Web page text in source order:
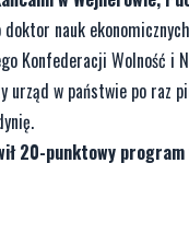
doktor nauk
Konfederacji Wolność
urząd w państwie po raz
20-punktowy